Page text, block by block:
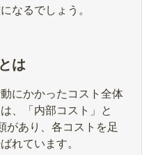
なるでしょう。
は
にかかったコスト全体
、「内部コスト」と
があり、各コストを足
れています。